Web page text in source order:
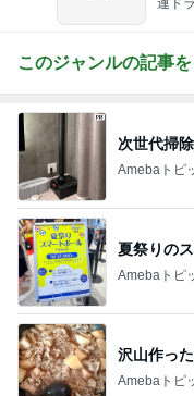
このジャンルの記事
次世代掃
Amebaトピ
夏祭りの
Amebaトピ
沢山作っ
Amebaトピ